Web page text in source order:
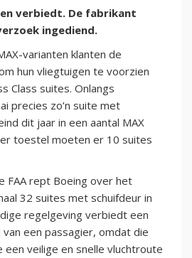
verbiedt. De fabrikant
ingediend.
varianten klanten de
hun vliegtuigen te voorzien
Class suites. Onlangs
precies zo’n suite met
dit jaar in een aantal MAX
toestel moeten er 10 suites
FAA rept Boeing over het
32 suites met schuifdeur in
regelgeving verbiedt een
een passagier, omdat die
een veilige en snelle vluchtroute